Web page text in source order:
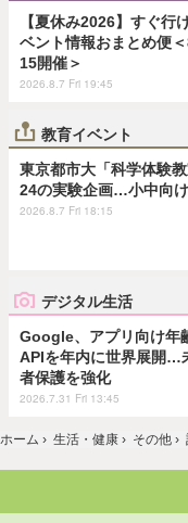
【夏休み2026】すぐ行
ベント情報おまとめ便
15開催＞
2026.8.7 Fri 19:45
教育イベント
東京都市大「科学体験教
24の実験企画…小中向
2026.8.7 Fri 18:15
デジタル生活
Google、アプリ向け年
APIを年内に世界展開…
者保護を強化
2026.7.31 Fri 13:45
ホーム › 生活・健康 › その他 ›